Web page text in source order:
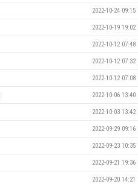
2022-10-24 09:15
2022-10-19 19:02
2022-10-12 07:48
2022-10-12 07:32
2022-10-12 07:08
2022-10-06 13:40
2022-10-03 13:42
2022-09-29 09:16
2022-09-23 10:35
2022-09-21 19:36
2022-09-20 14:21